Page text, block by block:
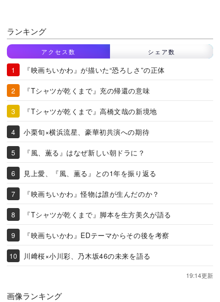
ランキング
アクセス数 シェア数
『映画ちいかわ』が描いた“恐ろしさ”の正体
『Tシャツが乾くまで』充の帰還の意味
『Tシャツが乾くまで』高橋文哉の新境地
小栗旬×横浜流星、豪華初共演への期待
『風、薫る』はなぜ新しい朝ドラに？
見上愛、『風、薫る』との1年を振り返る
『映画ちいかわ』怪物は誰が生んだのか？
『Tシャツが乾くまで』脚本を生方美久が語る
『映画ちいかわ』EDテーマからその後を考察
川﨑桜×小川彩、乃木坂46の未来を語る
19:14更新
画像ランキング